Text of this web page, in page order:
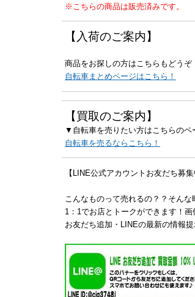
※こちらの商品は販売済みです。
【入荷のご案内】
商品をお探しの方はこちらもどうぞ
自転車まとめページはこちら！
【買取のご案内】
▼自転車を売りたい方はこちらのペ
自転車を売るならこちら！
【LINE公式アカウントお友だち募集
こんなものって売れるの？？そん
1：1でお店とトークができます！
お友だち追加・LINEの最新の情報